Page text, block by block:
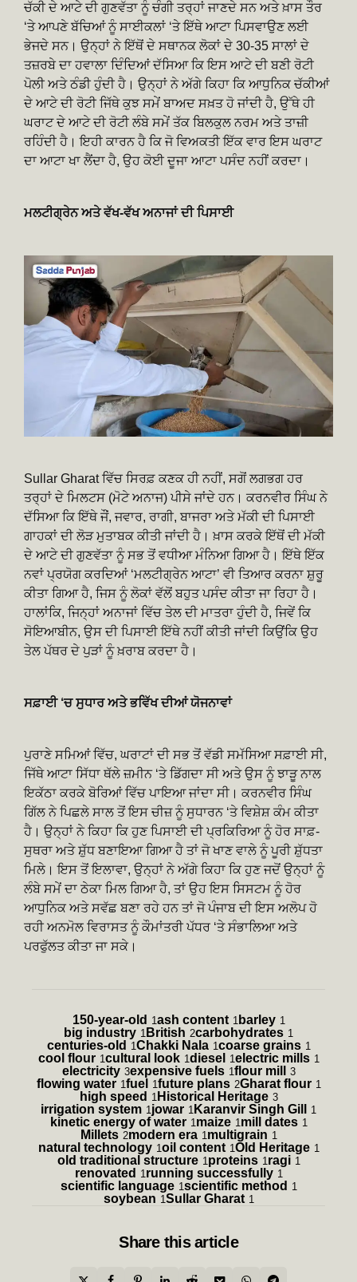
ਚੱਕੀ ਦੇ ਆਟੇ ਦੀ ਗੁਣਵੱਤਾ ਨੂੰ ਚੰਗੀ ਤਰ੍ਹਾਂ ਜਾਣਦੇ ਸਨ ਅਤੇ ਖ਼ਾਸ ਤੌਰ
‘ਤੇ ਆਪਣੇ ਬੱਚਿਆਂ ਨੂੰ ਸਾਈਕਲਾਂ ‘ਤੇ ਇੱਥੇ ਆਟਾ ਪਿਸਵਾਉਣ ਲਈ
ਭੇਜਦੇ ਸਨ। ਉਨ੍ਹਾਂ ਨੇ ਇੱਥੋਂ ਦੇ ਸਥਾਨਕ ਲੋਕਾਂ ਦੇ 30-35 ਸਾਲਾਂ ਦੇ
ਤਜ਼ਰਬੇ ਦਾ ਹਵਾਲਾ ਦਿੰਦਿਆਂ ਦੱਸਿਆ ਕਿ ਇਸ ਆਟੇ ਦੀ ਬਣੀ ਰੋਟੀ
ਪੋਲੀ ਅਤੇ ਠੰਡੀ ਹੁੰਦੀ ਹੈ। ਉਨ੍ਹਾਂ ਨੇ ਅੱਗੇ ਕਿਹਾ ਕਿ ਆਧੁਨਿਕ ਚੱਕੀਆਂ
ਦੇ ਆਟੇ ਦੀ ਰੋਟੀ ਜਿੱਥੇ ਕੁਝ ਸਮੇਂ ਬਾਅਦ ਸਖ਼ਤ ਹੋ ਜਾਂਦੀ ਹੈ, ਉੱਥੇ ਹੀ
ਘਰਾਟ ਦੇ ਆਟੇ ਦੀ ਰੋਟੀ ਲੰਬੇ ਸਮੇਂ ਤੱਕ ਬਿਲਕੁਲ ਨਰਮ ਅਤੇ ਤਾਜ਼ੀ
ਰਹਿੰਦੀ ਹੈ। ਇਹੀ ਕਾਰਨ ਹੈ ਕਿ ਜੋ ਵਿਅਕਤੀ ਇੱਕ ਵਾਰ ਇਸ ਘਰਾਟ
ਦਾ ਆਟਾ ਖਾ ਲੈਂਦਾ ਹੈ, ਉਹ ਕੋਈ ਦੂਜਾ ਆਟਾ ਪਸੰਦ ਨਹੀਂ ਕਰਦਾ।
ਮਲਟੀਗ੍ਰੇਨ ਅਤੇ ਵੱਖ-ਵੱਖ ਅਨਾਜਾਂ ਦੀ ਪਿਸਾਈ
Sullar Gharat ਵਿੱਚ ਸਿਰਫ਼ ਕਣਕ ਹੀ ਨਹੀਂ, ਸਗੋਂ ਲਗਭਗ ਹਰ
ਤਰ੍ਹਾਂ ਦੇ ਮਿਲਟਸ (ਮੋਟੇ ਅਨਾਜ) ਪੀਸੇ ਜਾਂਦੇ ਹਨ। ਕਰਨਵੀਰ ਸਿੰਘ ਨੇ
ਦੱਸਿਆ ਕਿ ਇੱਥੇ ਜੌਂ, ਜਵਾਰ, ਰਾਗੀ, ਬਾਜਰਾ ਅਤੇ ਮੱਕੀ ਦੀ ਪਿਸਾਈ
ਗਾਹਕਾਂ ਦੀ ਲੋੜ ਮੁਤਾਬਕ ਕੀਤੀ ਜਾਂਦੀ ਹੈ। ਖ਼ਾਸ ਕਰਕੇ ਇੱਥੋਂ ਦੀ ਮੱਕੀ
ਦੇ ਆਟੇ ਦੀ ਗੁਣਵੱਤਾ ਨੂੰ ਸਭ ਤੋਂ ਵਧੀਆ ਮੰਨਿਆ ਗਿਆ ਹੈ। ਇੱਥੇ ਇੱਕ
ਨਵਾਂ ਪ੍ਰਯੋਗ ਕਰਦਿਆਂ ‘ਮਲਟੀਗ੍ਰੇਨ ਆਟਾ’ ਵੀ ਤਿਆਰ ਕਰਨਾ ਸ਼ੁਰੂ
ਕੀਤਾ ਗਿਆ ਹੈ, ਜਿਸ ਨੂੰ ਲੋਕਾਂ ਵੱਲੋਂ ਬਹੁਤ ਪਸੰਦ ਕੀਤਾ ਜਾ ਰਿਹਾ ਹੈ।
ਹਾਲਾਂਕਿ, ਜਿਨ੍ਹਾਂ ਅਨਾਜਾਂ ਵਿੱਚ ਤੇਲ ਦੀ ਮਾਤਰਾ ਹੁੰਦੀ ਹੈ, ਜਿਵੇਂ ਕਿ
ਸੋਇਆਬੀਨ, ਉਸ ਦੀ ਪਿਸਾਈ ਇੱਥੇ ਨਹੀਂ ਕੀਤੀ ਜਾਂਦੀ ਕਿਉਂਕਿ ਉਹ
ਤੇਲ ਪੱਥਰ ਦੇ ਪੁੜਾਂ ਨੂੰ ਖ਼ਰਾਬ ਕਰਦਾ ਹੈ।
ਸਫ਼ਾਈ ‘ਚ ਸੁਧਾਰ ਅਤੇ ਭਵਿੱਖ ਦੀਆਂ ਯੋਜਨਾਵਾਂ
ਪੁਰਾਣੇ ਸਮਿਆਂ ਵਿੱਚ, ਘਰਾਟਾਂ ਦੀ ਸਭ ਤੋਂ ਵੱਡੀ ਸਮੱਸਿਆ ਸਫ਼ਾਈ ਸੀ,
ਜਿੱਥੇ ਆਟਾ ਸਿੱਧਾ ਥੱਲੇ ਜ਼ਮੀਨ ‘ਤੇ ਡਿੱਗਦਾ ਸੀ ਅਤੇ ਉਸ ਨੂੰ ਝਾੜੂ ਨਾਲ
ਇਕੱਠਾ ਕਰਕੇ ਬੋਰਿਆਂ ਵਿੱਚ ਪਾਇਆ ਜਾਂਦਾ ਸੀ। ਕਰਨਵੀਰ ਸਿੰਘ
ਗਿੱਲ ਨੇ ਪਿਛਲੇ ਸਾਲ ਤੋਂ ਇਸ ਚੀਜ਼ ਨੂੰ ਸੁਧਾਰਨ ‘ਤੇ ਵਿਸ਼ੇਸ਼ ਕੰਮ ਕੀਤਾ
ਹੈ। ਉਨ੍ਹਾਂ ਨੇ ਕਿਹਾ ਕਿ ਹੁਣ ਪਿਸਾਈ ਦੀ ਪ੍ਰਕਿਰਿਆ ਨੂੰ ਹੋਰ ਸਾਫ਼-
ਸੁਥਰਾ ਅਤੇ ਸ਼ੁੱਧ ਬਣਾਇਆ ਗਿਆ ਹੈ ਤਾਂ ਜੋ ਖਾਣ ਵਾਲੇ ਨੂੰ ਪੂਰੀ ਸ਼ੁੱਧਤਾ
ਮਿਲੇ। ਇਸ ਤੋਂ ਇਲਾਵਾ, ਉਨ੍ਹਾਂ ਨੇ ਅੱਗੇ ਕਿਹਾ ਕਿ ਹੁਣ ਜਦੋਂ ਉਨ੍ਹਾਂ ਨੂੰ
ਲੰਬੇ ਸਮੇਂ ਦਾ ਠੇਕਾ ਮਿਲ ਗਿਆ ਹੈ, ਤਾਂ ਉਹ ਇਸ ਸਿਸਟਮ ਨੂੰ ਹੋਰ
ਆਧੁਨਿਕ ਅਤੇ ਸਵੱਛ ਬਣਾ ਰਹੇ ਹਨ ਤਾਂ ਜੋ ਪੰਜਾਬ ਦੀ ਇਸ ਅਲੋਪ ਹੋ
ਰਹੀ ਅਨਮੋਲ ਵਿਰਾਸਤ ਨੂੰ ਕੌਮਾਂਤਰੀ ਪੱਧਰ ‘ਤੇ ਸੰਭਾਲਿਆ ਅਤੇ
ਪਰਫੁੱਲਤ ਕੀਤਾ ਜਾ ਸਕੇ।
150-year-old 1 ash content 1 barley 1
big industry 1 British 2carbohydrates 1
centuries-old 1 Chakki Nala 1 coarse grains 1
cool flour 1 cultural look 1 diesel 1 electric mills 1
electricity 3expensive fuels 1 flour mill 3
flowing water 1 fuel 1 future plans 2Gharat flour 1
high speed 1 Historical Heritage 3
irrigation system 1 jowar 1 Karanvir Singh Gill 1
kinetic energy of water 1 maize 1 mill dates 1
Millets 2modern era 1 multigrain 1
natural technology 1 oil content 1 Old Heritage 1
old traditional structure 1 proteins 1 ragi 1
renovated 1 running successfully 1
scientific language 1 scientific method 1
soybean 1 Sullar Gharat 1
Share this article